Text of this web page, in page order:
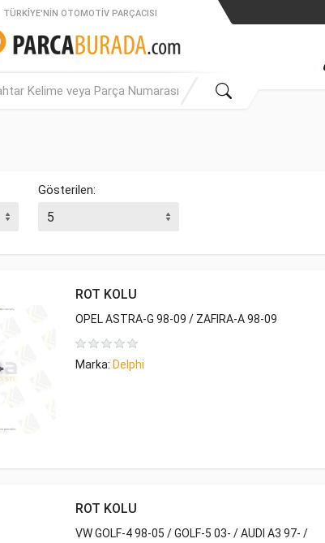
TÜRKIYE'NIN OTOMOTIV PARÇACISI
Gösterilen:
ROT KOLU
OPEL ASTRA-G 98-09 / ZAFIRA-A 98-09
Marka: Delphi
ROT KOLU
VW GOLF-4 98-05 / GOLF-5 03- / AUDI A3 97- /